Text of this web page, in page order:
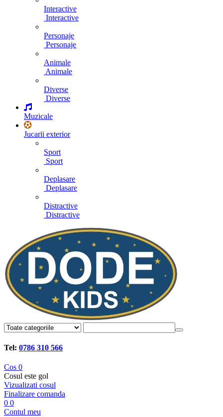
Interactive
Interactive
Personaje
Personaje
Animale
Animale
Diverse
Diverse
Muzicale
Jucarii exterior
Sport
Sport
Deplasare
Deplasare
Distractive
Distractive
Tel: 0786 310 566
Cos 0
Cosul este gol
Vizualizati cosul
Finalizare comanda
0 0
Contul meu